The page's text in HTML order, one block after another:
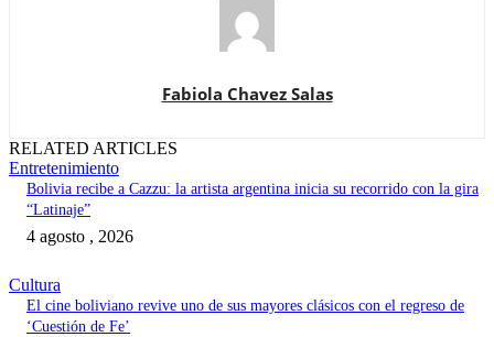
Fabiola Chavez Salas
RELATED ARTICLES
Entretenimiento
Bolivia recibe a Cazzu: la artista argentina inicia su recorrido con la gira
“Latinaje”
4 agosto , 2026
Cultura
El cine boliviano revive uno de sus mayores clásicos con el regreso de
‘Cuestión de Fe’